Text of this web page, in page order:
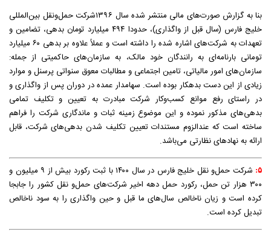
بنا به گزارش صورت‌های مالی منتشر شده سال ۱۳۹۶شرکت حمل‌و‌نقل بین‌المللی
خلیج فارس (سال قبل از واگذاری)، حدودا ۴۹۴ میلیارد تومان بدهی، تضامین و
تعهدات به شرکت‌های اشاره شده را داشته است و عملاً علاوه بر بدهی ۶۰ میلیارد
تومانی بارنامه‌ای به رانندگان خود مالک، به سازمان‌های حاکمیتی از جمله:
سازمان‌های امور مالیاتی، تامین اجتماعی و مطالبات معوق سنواتی پرسنل و موارد
زیادی از این دست بدهکار بوده است. سهامدار عمده در دوران پس از واگذاری و
در راستای رفع موانع کسب‌و‌کار شرکت مبادرت به تعیین و تکلیف تمامی
بدهی‌های مذکور نموده و این موضوع زمینه ثبات و ماندگاری شرکت را فراهم
ساخته است که عندالزوم مستندات تعیین تکلیف شدن بدهی‌های شرکت، قابل
ارائه به نهادهای نظارتی می‌باشد.
۵:
شرکت حمل‌و ‌نقل خلیج فارس در سال ۱۴۰۰ با ثبت رکورد بیش از ۹ میلیون و
۳۰۰ هزار تن حمل، رکورد حمل دهه اخیر شرکت‌های حمل‌و‌ نقل کشور را جابجا
کرده است و زیان ناخالص سال‌های ما قبل و حین واگذاری را به سود ناخالص
تبدیل کرده است.